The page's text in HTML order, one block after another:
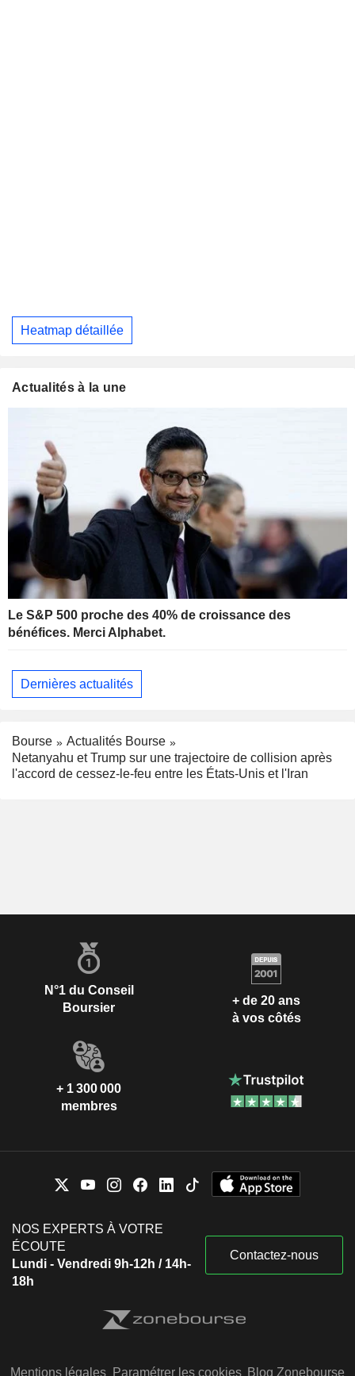
Heatmap détaillée
Actualités à la une
Le S&P 500 proche des 40% de croissance des
bénéfices. Merci Alphabet.
Dernières actualités
Bourse
Actualités Bourse
Netanyahu et Trump sur une trajectoire de collision après
l'accord de cessez-le-feu entre les États-Unis et l'Iran
N°1 du Conseil
Boursier
+ de 20 ans
à vos côtés
+ 1 300 000
membres
NOS EXPERTS À VOTRE
ÉCOUTE
Lundi - Vendredi 9h-12h / 14h-
18h
Contactez-nous
Mentions légales Paramétrer les cookies Blog Zonebourse